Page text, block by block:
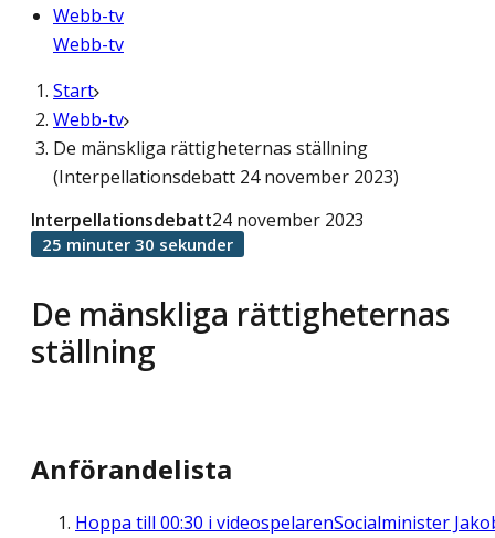
Webb-tv
Webb-tv
Start
Webb-tv
De mänskliga rättigheternas ställning
(Interpellationsdebatt 24 november 2023)
De mänskliga rättigheternas
ställning
Interpellationsdebatt24 november 2023
25 minuter 30 sekunder
Anförandelista
Hoppa till 00:30 i videospelarenSocialminister